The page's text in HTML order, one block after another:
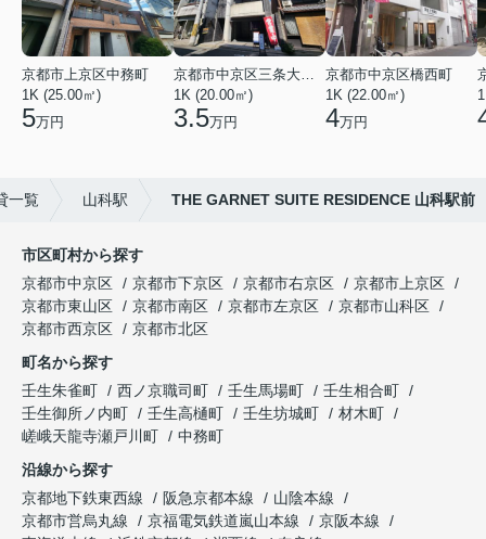
京都市上京区中務町
1K (25.00㎡)
5万円
京都市中京区三条大宮町
1K (20.00㎡)
3.5万円
京都市中京区橋西町
1K (22.00㎡)
4万円
一覧 山科駅 THE GARNET SUITE RESIDENCE 山科駅前
市区町村から探す
京都市中京区
京都市下京区 京都市右京区
京都市上京区
京都市東山区
京都市南区 京都市左京区
京都市山科区
京都市西京区
京都市北区
町名から探す
壬生朱雀町
西ノ京職司町 壬生馬場町
壬生相合町
壬生御所ノ内町
壬生高樋町 壬生坊城町
材木町
嵯峨天龍寺瀬戸川町
中務町
沿線から探す
京都地下鉄東西線
阪急京都本線
山陰本線
京都市営烏丸線
京福電気鉄道嵐山本線
京阪本線